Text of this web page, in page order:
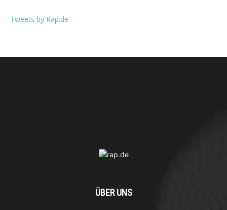
Tweets by Rap.de
ÜBER UNS